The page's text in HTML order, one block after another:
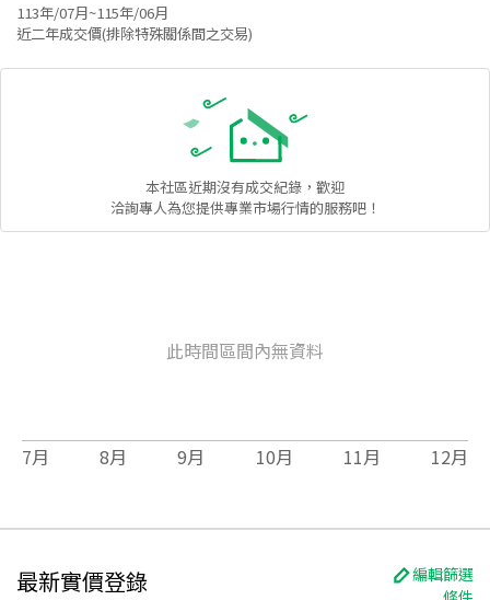
113年/07月~115年/06月
近二年成交價(排除特殊關係間之交易)
本社區近期沒有成交紀錄，歡迎
洽詢專人為您提供專業市場行情的服務吧！
此時間區間內無資料
7月 8月 9月 10月 11月 12月
最新實價登錄
編輯篩選